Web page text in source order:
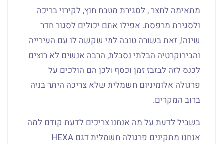
מתאימה לחצר , לסגירת מטבח חוץ, לקירוי בריכה
ולסגירת מרפסת. אפילו אתם יכולים לסגור חדר
שינה!, זאת בשורה טובה למי שקשה לו עם העירייה
והבירוקרטיה הבלתי נסבלת, הרבה אנשים לא רוצים
לכנס לזה לבזבז זמן וכסף ולכן הם הולכים על
פרגולה אלומיניום חשמלית שלא צריכה היתר בניה
ברוב המקרים.
בשביל לדעת על מה אנחנו צריכים לדעת קודם למה
אנחנו מתקינים פרגולה חשמלית דגם HEXA